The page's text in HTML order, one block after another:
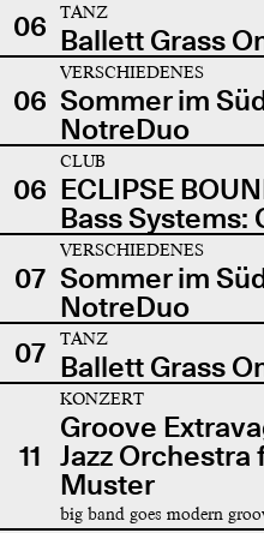
06
TANZ
Ballett Grass
06
VERSCHIEDENES
Sommer im
NotreDuo
06
CLUB
ECLIPSE
Bass Systems:
07
VERSCHIEDENES
Sommer im
NotreDuo
07
TANZ
Ballett Grass
11
KONZERT
Groove
Jazz Orchestra
Muster
big band goes modern